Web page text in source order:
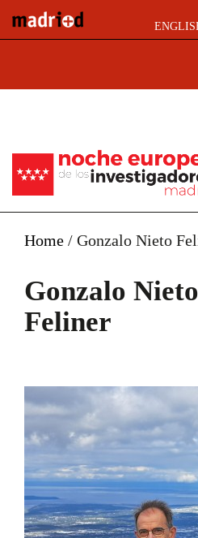
Home / Gonzalo Nieto
Gonzalo Nieto
Feliner